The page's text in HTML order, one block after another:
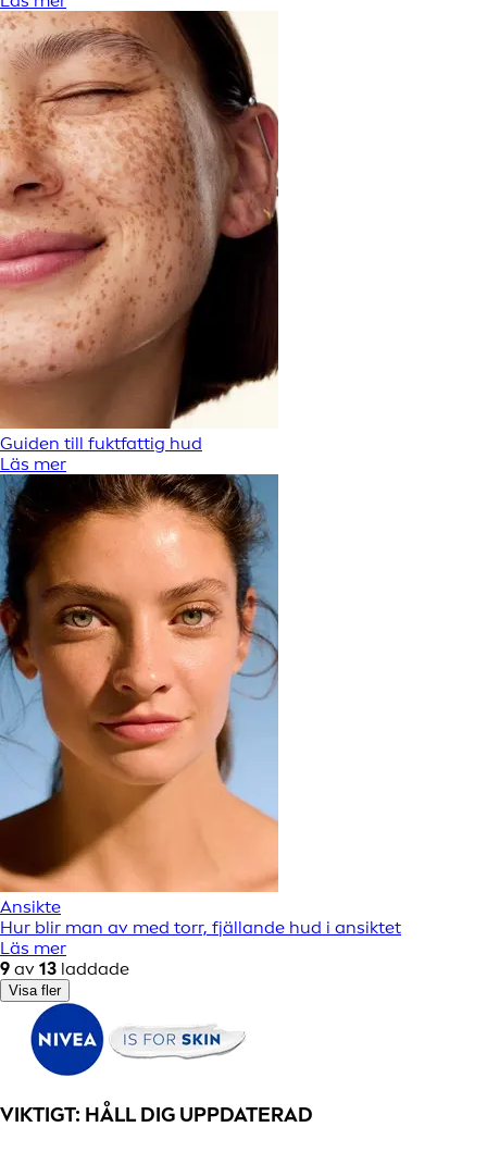
Guiden till fuktfattig hud
Läs mer
Ansikte
Hur blir man av med torr, fjällande hud i ansiktet
Läs mer
9 av 13 laddade
Visa fler
VIKTIGT: HÅLL DIG UPPDATERAD